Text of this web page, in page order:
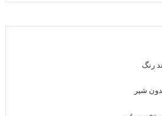
رنگ
شیر